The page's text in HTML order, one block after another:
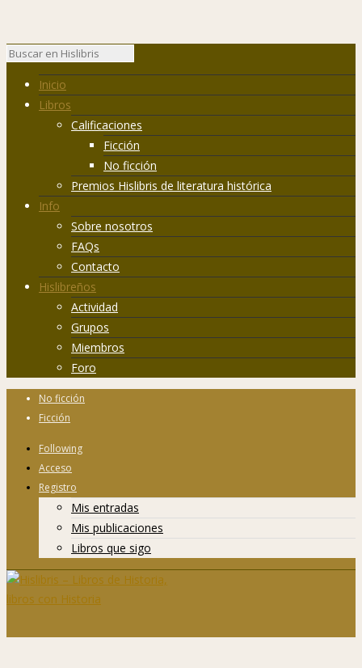
Inicio
Libros
Calificaciones
Ficción
No ficción
Premios Hislibris de literatura histórica
Info
Sobre nosotros
FAQs
Contacto
Hislibreños
Actividad
Grupos
Miembros
Foro
No ficción
Ficción
Following
Acceso
Registro
Mis entradas
Mis publicaciones
Libros que sigo